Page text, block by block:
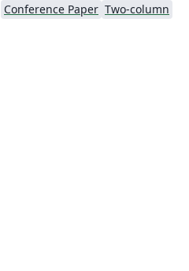
Conference Paper Two-column